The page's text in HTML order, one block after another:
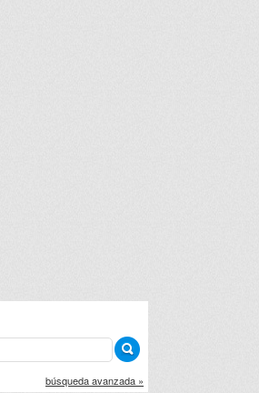
búsqueda avanzada »